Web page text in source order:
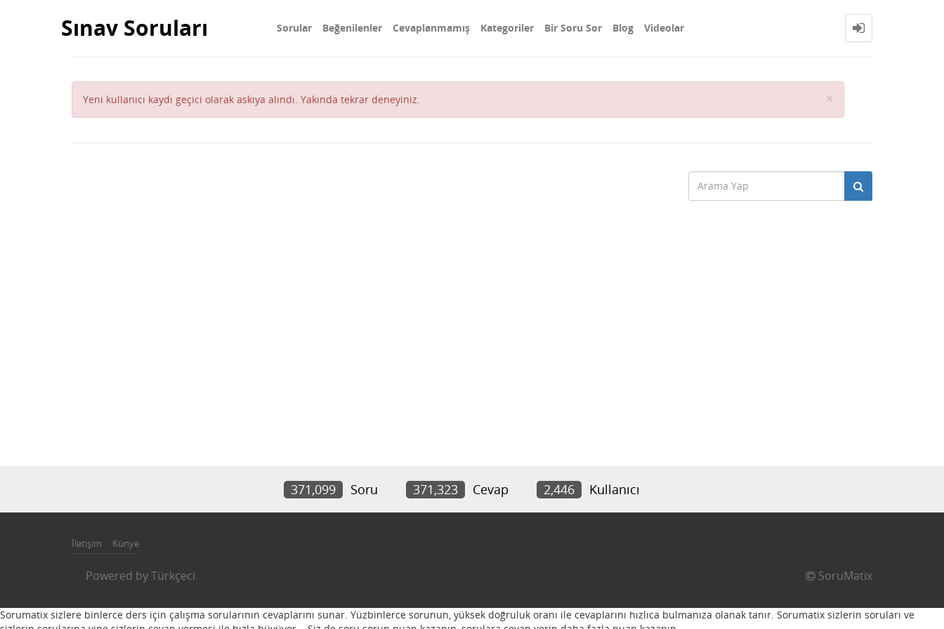
Sınav Soruları Sorular Beğenilenler Cevaplanmamış Kategoriler Bir Soru Sor Blog Videolar
Yeni kullanıcı kaydı geçici olarak askıya alındı. Yakında tekrar deneyiniz. ×
371,099 Soru 371,323 Cevap 2,446 Kullanıcı
İletişim Künye
Powered byTürkçeci SoruMatix
Sorumatix sizlere binlerce ders için çalışma sorularının cevaplarını sunar. Yüzbinlerce sorunun, yüksek doğruluk oranı ile cevaplarını hızlıca bulmanıza olanak tanır. Sorumatix sizlerin soruları ve